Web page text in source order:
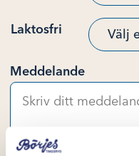
Laktosfri
Meddelande